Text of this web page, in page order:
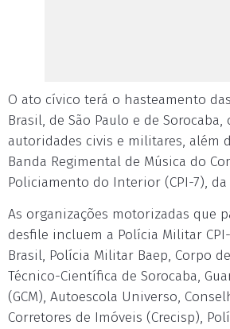
O ato cívico terá o hasteamento
Brasil, de São Paulo e de
autoridades civis e militares, além
Banda Regimental de Música do
Policiamento do Interior (CPI-7),
As organizações motorizadas que
desfile incluem a Polícia Militar
Brasil, Polícia Militar Baep, Corpo
Técnico-Científica de Sorocaba,
(GCM), Autoescola Universo,
Corretores de Imóveis (Crecisp),